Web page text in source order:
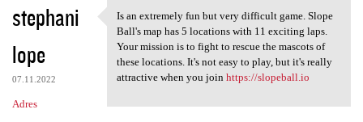
stephani
lope
07.11.2022
Adres
Is an extremely fun but very
Is an extremely fun but very difficult game. Slope
Ball's map has 5 locations with 11 exciting laps.
Your mission is to fight to rescue the mascots of
these locations. It's not easy to play, but it's really
attractive when you join https://slopeball.io